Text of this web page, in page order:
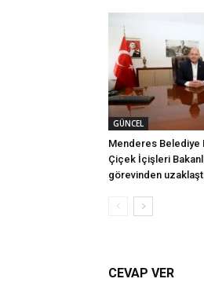
GÜNCEL
Menderes Belediye
Çiçek İçişleri
görevinden
CEVAP VER